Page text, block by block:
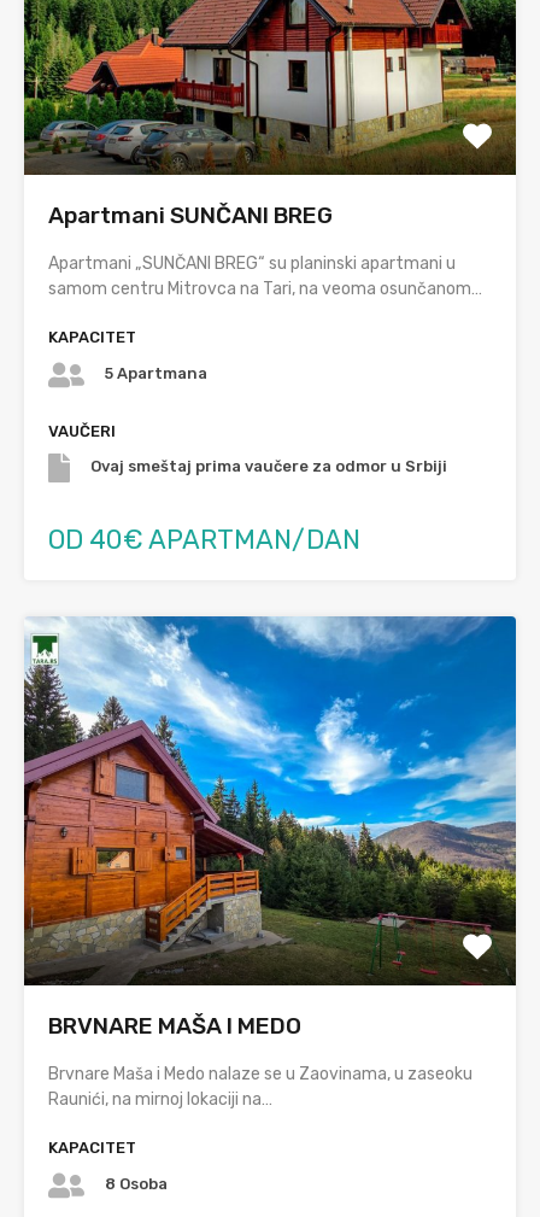
Apartmani SUNČANI BREG
Apartmani „SUNČANI BREG“ su planinski apartmani u
samom centru Mitrovca na Tari, na veoma osunčanom…
KAPACITET
5 Apartmana
VAUČERI
Ovaj smeštaj prima vaučere za odmor u Srbiji
OD 40€ APARTMAN/DAN
BRVNARE MAŠA I MEDO
Brvnare Maša i Medo nalaze se u Zaovinama, u zaseoku
Raunići, na mirnoj lokaciji na…
KAPACITET
8 Osoba